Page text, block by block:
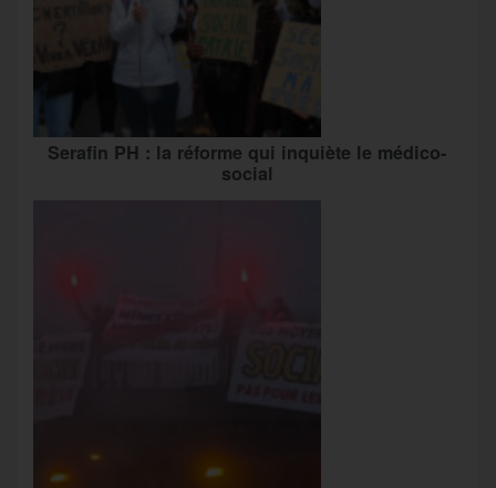
Serafin PH : la réforme qui inquiète le médico-
social